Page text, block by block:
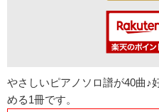
やさしいピアノソロ譜が40曲♪
める1冊です。